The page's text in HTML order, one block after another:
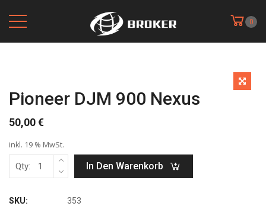
0
Pioneer DJM 900 Nexus
50,00€
inkl. 19 % MwSt.
Qty: In Den Warenkorb
SKU:
353